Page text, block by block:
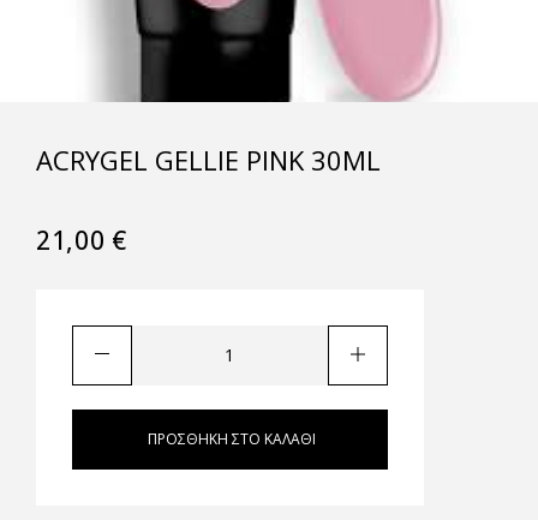
ACRYGEL GELLIE PINK 30ML
21,00 €
ΠΡΟΣΘΉΚΗ ΣΤΟ ΚΑΛΆΘΙ